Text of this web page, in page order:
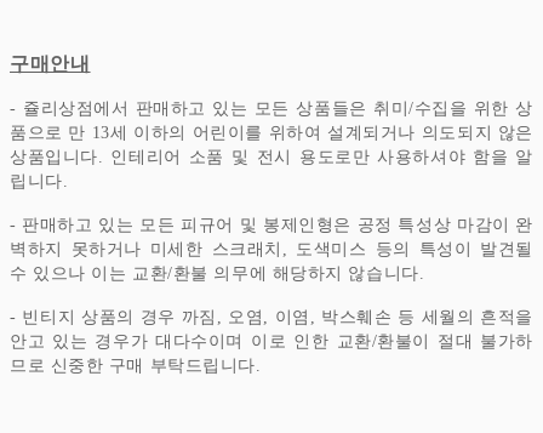
구매안내
- 쥴리상점에서 판매하고 있는 모든 상품들은 취미/수집을 위한 상
품으로 만 13세 이하의 어린이를 위하여 설계되거나 의도되지 않은
상품입니다. 인테리어 소품 및 전시 용도로만 사용하셔야 함을 알
립니다.
- 판매하고 있는 모든 피규어 및 봉제인형은 공정 특성상 마감이 완
벽하지 못하거나 미세한 스크래치, 도색미스 등의 특성이 발견될
수 있으나 이는 교환/환불 의무에 해당하지 않습니다.
- 빈티지 상품의 경우 까짐, 오염, 이염, 박스훼손 등 세월의 흔적을
안고 있는 경우가 대다수이며 이로 인한 교환/환불이 절대 불가하
므로 신중한 구매 부탁드립니다.